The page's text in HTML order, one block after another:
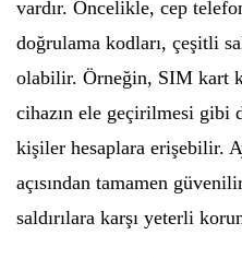
vardır. Öncelikle, cep
doğrulama kodları, çeşitli
olabilir. Örneğin, SIM kart
cihazın ele geçirilmesi gibi
kişiler hesaplara erişebilir.
açısından tamamen
saldırılara karşı yeterli